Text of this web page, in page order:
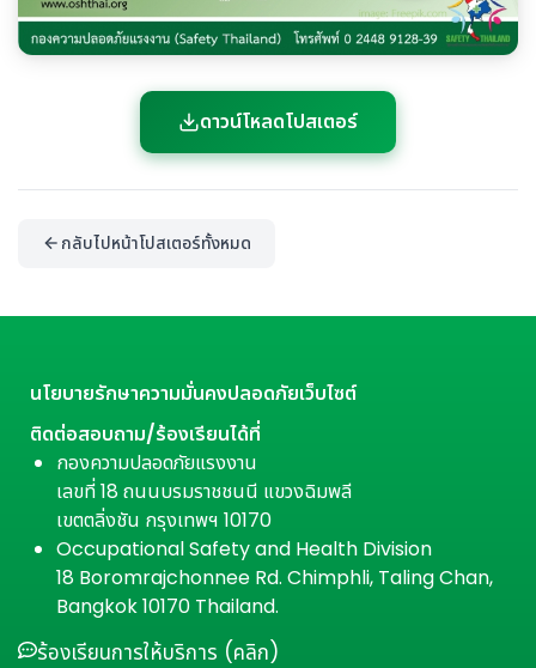
ดาวน์โหลดโปสเตอร์
กลับไปหน้าโปสเตอร์ทั้งหมด
นโยบายรักษาความมั่นคงปลอดภัยเว็บไซต์
ติดต่อสอบถาม/ร้องเรียนได้ที่
กองความปลอดภัยแรงงาน
เลขที่ 18 ถนนบรมราชชนนี แขวงฉิมพลี
เขตตลิ่งชัน กรุงเทพฯ 10170
Occupational Safety and Health Division
18 Boromrajchonnee Rd. Chimphli, Taling Chan,
Bangkok 10170 Thailand.
ร้องเรียนการให้บริการ (คลิก)